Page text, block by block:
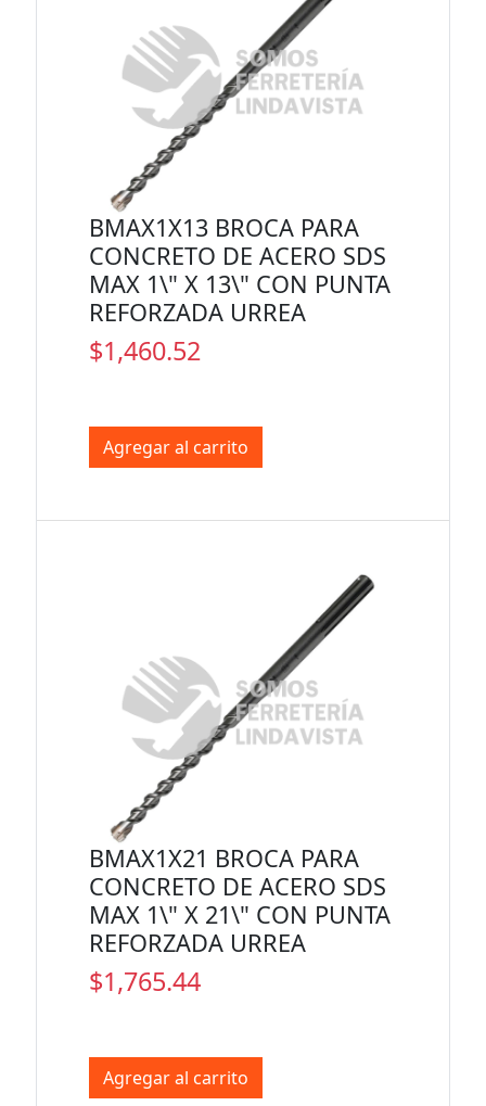
BMAX1X13 BROCA PARA
CONCRETO DE ACERO SDS
MAX 1\" X 13\" CON PUNTA
REFORZADA URREA
$1,460.52
Agregar al carrito
BMAX1X21 BROCA PARA
CONCRETO DE ACERO SDS
MAX 1\" X 21\" CON PUNTA
REFORZADA URREA
$1,765.44
Agregar al carrito